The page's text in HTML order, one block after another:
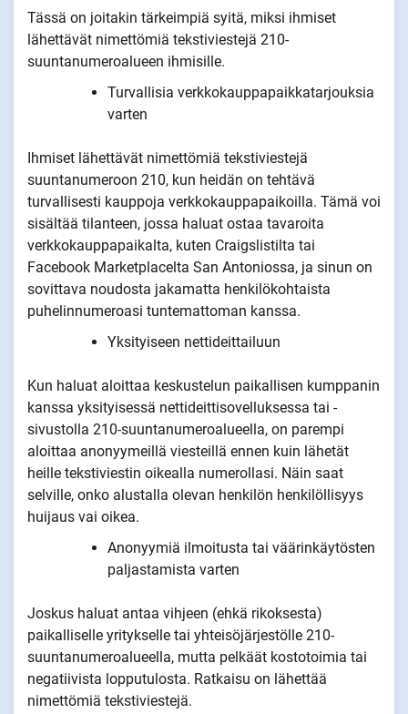
Tässä on joitakin tärkeimpiä syitä, miksi ihmiset
lähettävät nimettömiä tekstiviestejä 210-
suuntanumeroalueen ihmisille.
Turvallisia verkkokauppapaikkatarjouksia
varten
Ihmiset lähettävät nimettömiä tekstiviestejä
suuntanumeroon 210, kun heidän on tehtävä
turvallisesti kauppoja verkkokauppapaikoilla. Tämä voi
sisältää tilanteen, jossa haluat ostaa tavaroita
verkkokauppapaikalta, kuten Craigslistilta tai
Facebook Marketplacelta San Antoniossa, ja sinun on
sovittava noudosta jakamatta henkilökohtaista
puhelinnumeroasi tuntemattoman kanssa.
Yksityiseen nettideittailuun
Kun haluat aloittaa keskustelun paikallisen kumppanin
kanssa yksityisessä nettideittisovelluksessa tai -
sivustolla 210-suuntanumeroalueella, on parempi
aloittaa anonyymeillä viesteillä ennen kuin lähetät
heille tekstiviestin oikealla numerollasi. Näin saat
selville, onko alustalla olevan henkilön henkilöllisyys
huijaus vai oikea.
Anonyymiä ilmoitusta tai väärinkäytösten
paljastamista varten
Joskus haluat antaa vihjeen (ehkä rikoksesta)
paikalliselle yritykselle tai yhteisöjärjestölle 210-
suuntanumeroalueella, mutta pelkäät kostotoimia tai
negatiivista lopputulosta. Ratkaisu on lähettää
nimettömiä tekstiviestejä.